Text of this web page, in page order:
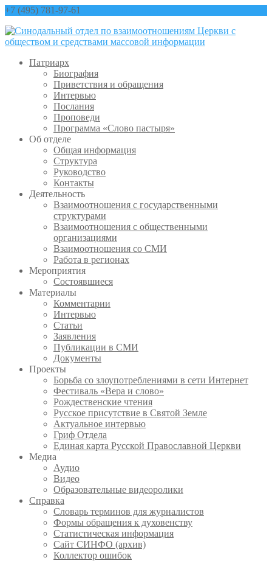
+7 (495) 781-97-61
Патриарх
Биография
Приветствия и обращения
Интервью
Послания
Проповеди
Программа «Слово пастыря»
Об отделе
Общая информация
Структура
Руководство
Контакты
Деятельность
Взаимоотношения с государственными
структурами
Взаимоотношения с общественными
организациями
Взаимоотношения со СМИ
Работа в регионах
Мероприятия
Состоявшиеся
Материалы
Комментарии
Интервью
Статьи
Заявления
Публикации в СМИ
Документы
Проекты
Борьба со злоупотреблениями в сети Интернет
Фестиваль «Вера и слово»
Рождественские чтения
Русское присутствие в Святой Земле
Актуальное интервью
Гриф Отдела
Единая карта Русской Православной Церкви
Медиа
Аудио
Видео
Образовательные видеоролики
Справка
Словарь терминов для журналистов
Формы обращения к духовенству
Статистическая информация
Сайт СИНФО (архив)
Коллектор ошибок